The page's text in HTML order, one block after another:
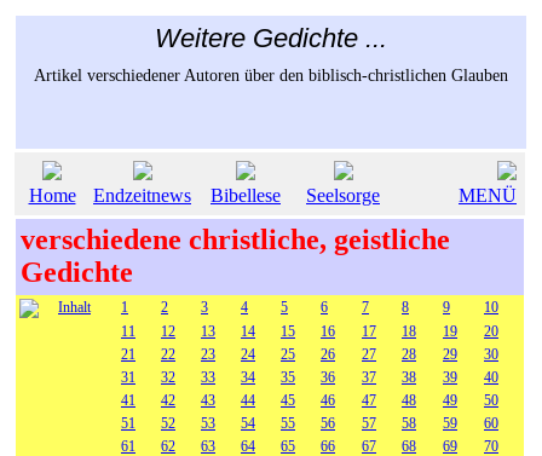
Weitere Gedichte ...
Artikel verschiedener Autoren über den biblisch-christlichen Glauben
Home Endzeitnews Bibellese Seelsorge MENÜ
verschiedene christliche, geistliche
Gedichte
Inhalt 1 2 3 4 5 6 7 8 9
10
11
12 13 14 15 16 17 18 19
20
21
22 23 24 25 26 27 28 29
30
31
32 33 34 35 36 37 38 39
40
41
42 43 44 45 46 47 48 49
50
51
52 53 54 55 56 57 58 59
60
61
62 63 64 65 66 67 68 69
70